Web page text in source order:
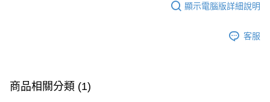
顯示電腦版詳細說明
客服
商品相關分類 (1)